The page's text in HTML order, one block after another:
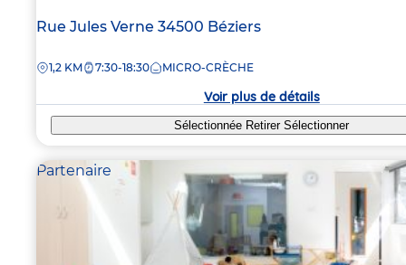
Adresse
la
Rue Jules Verne 34500 Béziers
DISTANCE
1,2 KM 7:30-18:30 MICRO-CRÈCHE
Voir plus de détails
Sélectionnée RetirerSélectionner
Partenaire